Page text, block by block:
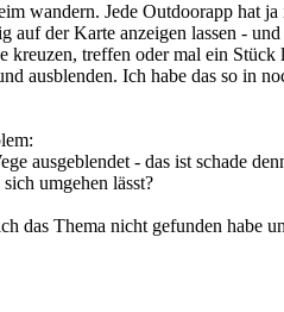
wandern. Jede Outdoorapp hat
auf der Karte anzeigen lassen -
kreuzen, treffen oder mal ein
ausblenden. Ich habe das so in
ausgeblendet - das ist schade
umgehen lässt?
das Thema nicht gefunden habe